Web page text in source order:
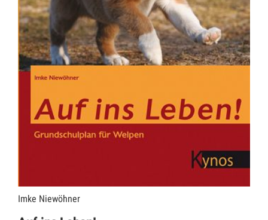
Imke Niewöhner